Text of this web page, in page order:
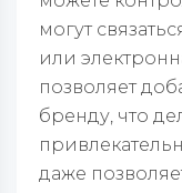
могут
или
позволяет
бренду, что
даже